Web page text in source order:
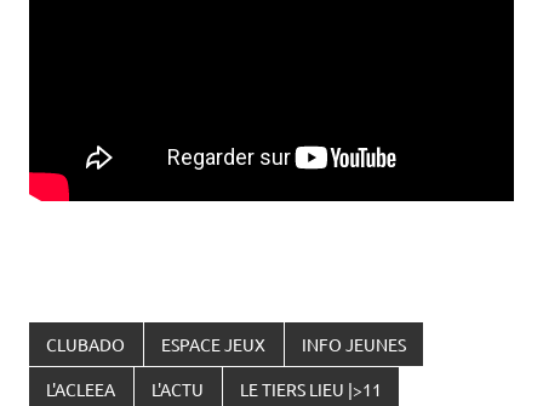
CLUBADO ESPACE JEUX INFO JEUNES
L'ACLEEA L'ACTU LE TIERS LIEU |>11